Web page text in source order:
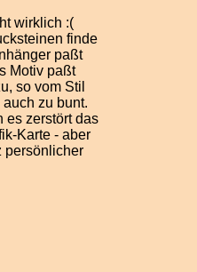
wirklich :(
finde
paßt
Motiv paßt
so vom Stil
zu bunt.
es zerstört das
Karte - aber
persönlicher